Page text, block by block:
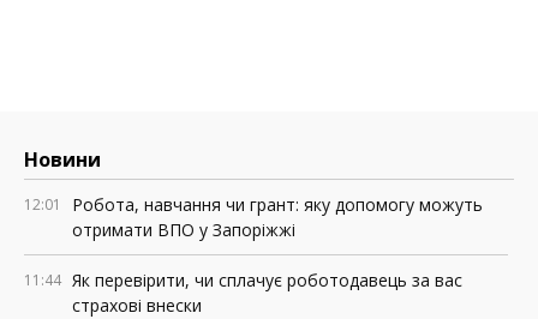
Новини
12:01
Робота, навчання чи грант: яку допомогу можуть
отримати ВПО у Запоріжжі
11:44 Як перевірити, чи сплачує роботодавець за вас
страхові внески